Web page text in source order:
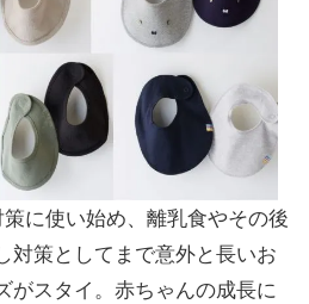
TEL
な
」
に使い始め、離乳食やその後
対策としてまで意外と長いお
がスタイ。赤ちゃんの成長に